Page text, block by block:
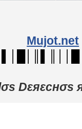
Mujot.net
Dεяεcнσs